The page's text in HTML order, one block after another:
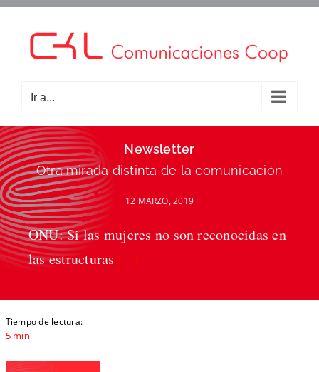
contenido
Ir a...
Newsletter
Otra mirada distinta de la comunicación
12 MARZO, 2019
ONU: Si las mujeres no son reconocidas en
las estructuras [...]
Tiempo de lectura:
5 min